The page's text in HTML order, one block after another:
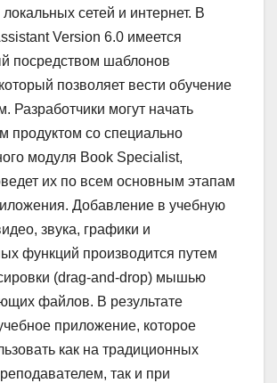
сетей и интернет. В
Version 6.0 имеется
посредством шаблонов
позволяет вести обучение
Разработчики могут начать
продуктом со специально
модуля Book Specialist,
их по всем основным этапам
Добавление в учебную
звука, графики и
функций производится путем
(drag-and-drop) мышью
файлов. В результате
приложение, которое
как на традиционных
так и при